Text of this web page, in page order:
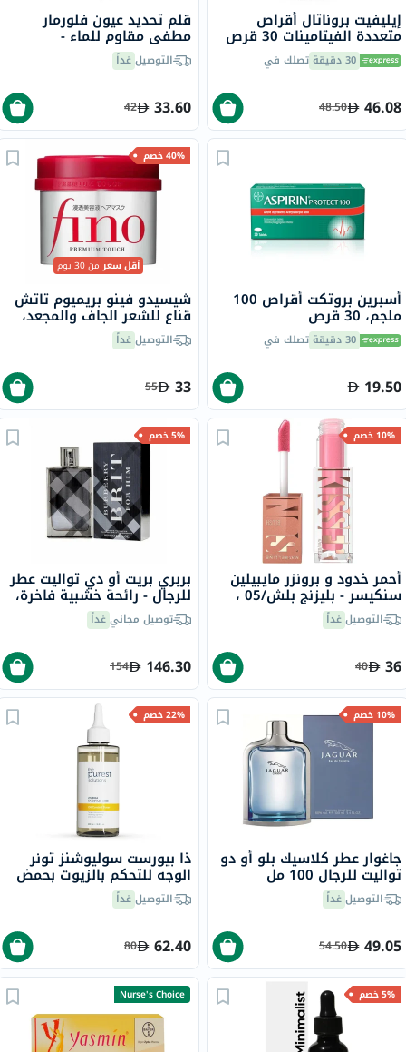
إيليفيت بروناتال أقراص
متعددة الفيتامينات 30 قرص
30 دقيقة تصلك في
46.08
48.50
قلم تحديد عيون فلورمار
مطفي مقاوم للماء -
أسود/001التوصيلغداً
33.60
42
أسبرين بروتكت أقراص 100
ملجم، 30 قرص
30 دقيقة تصلك في
19.50
40% خصم
أقل سعرمن 30 يوم
شيسيدو فينو بريميوم تاتش
قناع للشعر الجاف والمجعد،
230 جرامالتوصيلغداً
33
55
10% خصم
أحمر خدود و برونزر مايبيلين
سنكيسر - بليزنج بلش/05 ،
4.7 ملالتوصيلغداً
36
40
5% خصم
بربري بريت أو دي تواليت عطر
للرجال - رائحة خشبية فاخرة،
100 ملتوصيل مجانيغداً
146.30
154
10% خصم
جاغوار عطر كلاسيك بلو أو دو
تواليت للرجال 100 مل
التوصيلغداً
49.05
54.50
22% خصم
ذا بيورست سوليوشنز تونر
الوجه للتحكم بالزيوت بحمض
الساليسيليك 2% BHA 200
ملالتوصيلغداً
62.40
80
5% خصم Nurse's Choice